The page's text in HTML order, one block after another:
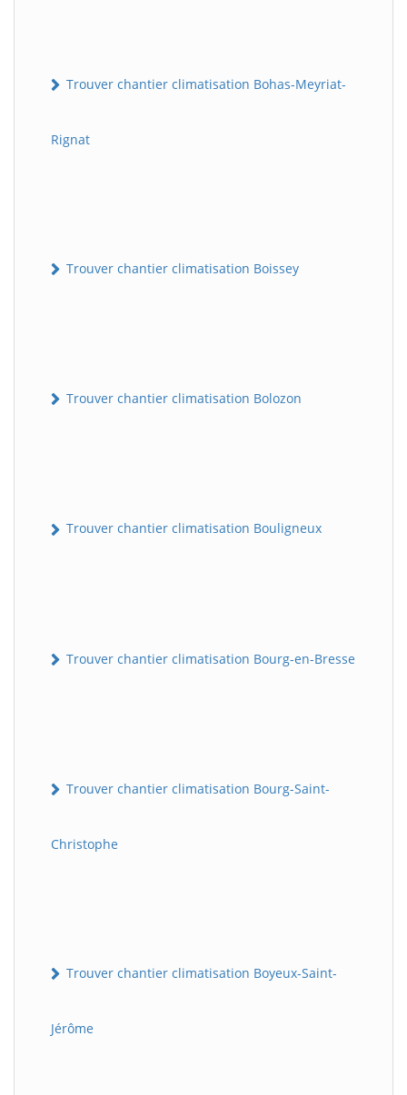
Trouver chantier climatisation Bohas-Meyriat-
Rignat
Trouver chantier climatisation Boissey
Trouver chantier climatisation Bolozon
Trouver chantier climatisation Bouligneux
Trouver chantier climatisation Bourg-en-Bresse
Trouver chantier climatisation Bourg-Saint-
Christophe
Trouver chantier climatisation Boyeux-Saint-
Jérôme